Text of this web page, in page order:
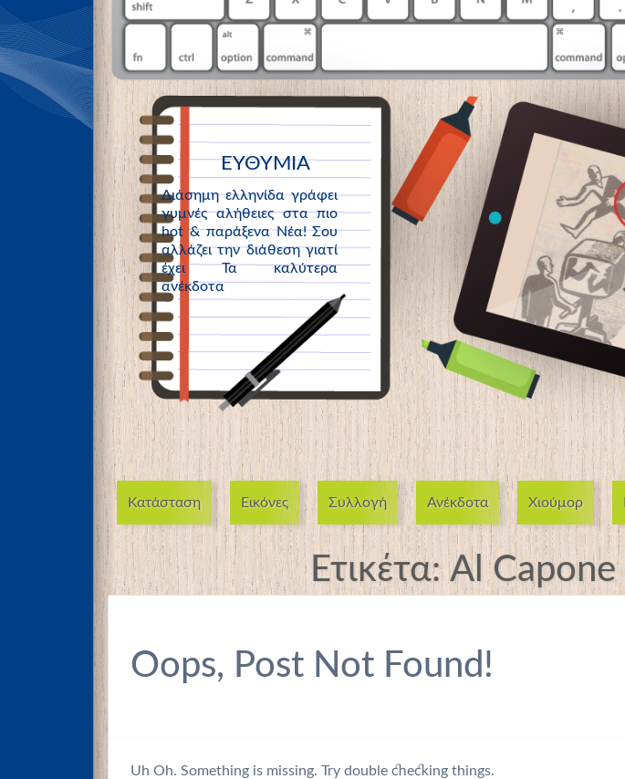
ΕΥΘΥΜΙΑ
Διάσημη ελληνίδα γράφει
γυμνές αλήθειες στα πιο
hot & παράξενα Νέα! Σου
αλλάζει την διάθεση γιατί
έχει Τα καλύτερα
ανέκδοτα
Κατάσταση Εικόνες Συλλογή Ανέκδοτα Χιούμορ
Ετικέτα:Al Capone
Oops, Post Not Found!
Uh Oh. Something is missing. Try double checking things.